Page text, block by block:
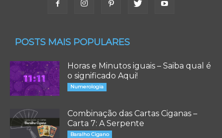
POSTS MAIS POPULARES
Horas e Minutos iguais – Saiba qual é
o significado Aqui!
Numerologia
Combinação das Cartas Ciganas –
Carta 7: A Serpente
Baralho Cigano